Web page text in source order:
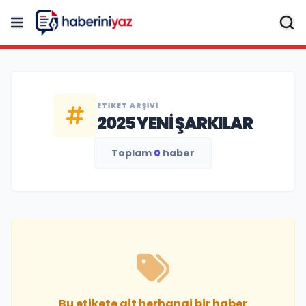
ETIKET ARŞIVI
2025 YENI ŞARKILAR
Toplam 0 haber